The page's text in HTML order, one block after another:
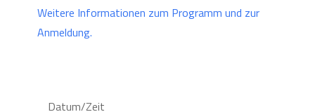
Weitere Informationen zum Programm und zur
Anmeldung.
Datum/Zeit